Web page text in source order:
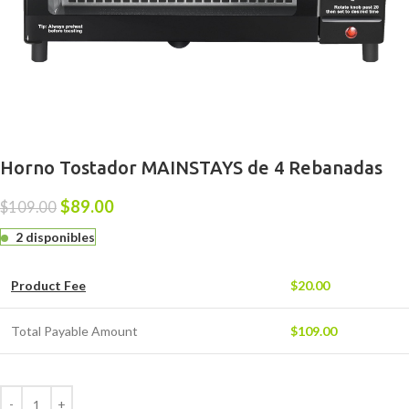
Horno Tostador MAINSTAYS de 4 Rebanadas
$109.00 $89.00
2 disponibles
Product Fee $20.00
Total Payable Amount $109.00